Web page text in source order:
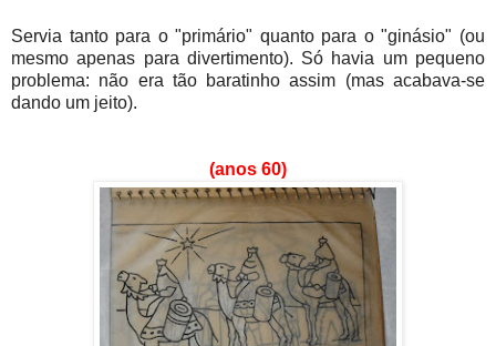
Servia tanto para o "primário" quanto para o "ginásio" (ou
mesmo apenas para divertimento). Só havia um pequeno
problema: não era tão baratinho assim (mas acabava-se
dando um jeito).
(anos 60)